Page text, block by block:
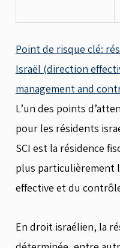
Point de risque clé:
Israël (direction
management and
L’un des points
pour les résidents
SCI est la résidence
plus particulièrement
effective et du
En droit israélien, la